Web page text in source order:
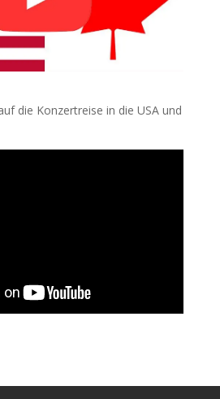
die Konzertreise in die USA und